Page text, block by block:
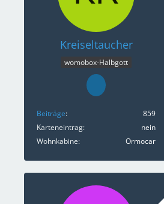
Kreiseltaucher
womobox-Halbgott
Beiträge
859
Karteneintrag
nein
Wohnkabine
Ormocar